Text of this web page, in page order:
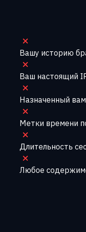
Вашу историю
Ваш настоящий
Назначенный
Метки времени
Длительность
Любое